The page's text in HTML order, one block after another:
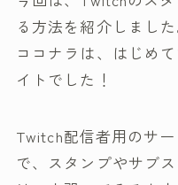
る方法を紹介しました
ココナラは、はじめ
イトでした！
Twitch配信者用のサ
で、スタンプやサブ